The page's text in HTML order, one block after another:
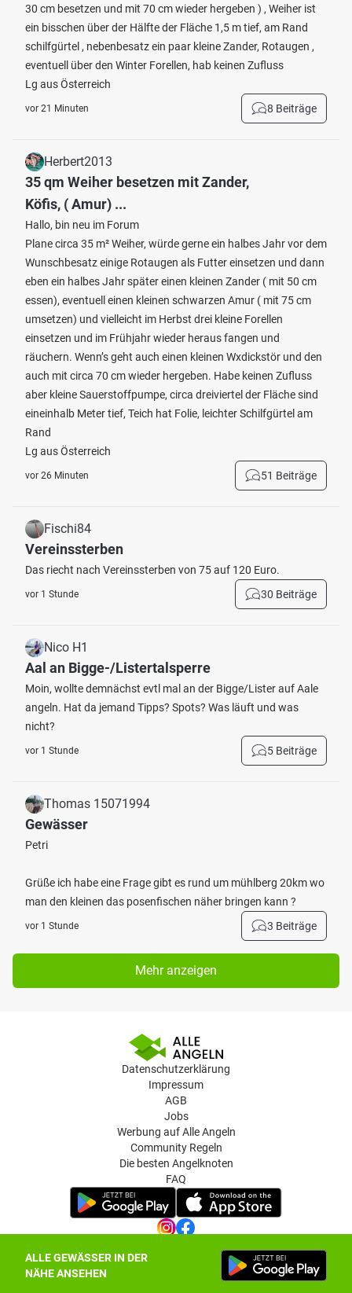
ALLE GEWÄSSER IN DER
NÄHE ANSEHEN
30 cm besetzen und mit 70 cm wieder hergeben ) , Weiher ist
ein bisschen über der Hälfte der Fläche 1,5 m tief, am Rand
schilfgürtel , nebenbesatz ein paar kleine Zander, Rotaugen ,
eventuell über den Winter Forellen, hab keinen Zufluss
Lg aus Österreich
vor 21 Minuten 8 Beiträge
Herbert2013
35 qm Weiher besetzen mit Zander,
Köfis, ( Amur) ...
Hallo, bin neu im Forum
Plane circa 35 m² Weiher, würde gerne ein halbes Jahr vor dem
Wunschbesatz einige Rotaugen als Futter einsetzen und dann
eben ein halbes Jahr später einen kleinen Zander ( mit 50 cm
essen), eventuell einen kleinen schwarzen Amur ( mit 75 cm
umsetzen) und vielleicht im Herbst drei kleine Forellen
einsetzen und im Frühjahr wieder heraus fangen und
räuchern. Wenn’s geht auch einen kleinen Wxdickstör und den
auch mit circa 70 cm wieder hergeben. Habe keinen Zufluss
aber kleine Sauerstoffpumpe, circa dreiviertel der Fläche sind
eineinhalb Meter tief, Teich hat Folie, leichter Schilfgürtel am
Rand
Lg aus Österreich
vor 26 Minuten 51 Beiträge
Fischi84
Vereinssterben
Das riecht nach Vereinssterben von 75 auf 120 Euro.
vor 1 Stunde 30 Beiträge
Nico H1
Aal an Bigge-/Listertalsperre
Moin, wollte demnächst evtl mal an der Bigge/Lister auf Aale
angeln. Hat da jemand Tipps? Spots? Was läuft und was
nicht?
vor 1 Stunde 5 Beiträge
Thomas 15071994
Gewässer
Petri
Grüße ich habe eine Frage gibt es rund um mühlberg 20km wo
man den kleinen das posenfischen näher bringen kann ?
vor 1 Stunde 3 Beiträge
Mehr anzeigen
Datenschutzerklärung
Impressum
AGB
Jobs
Werbung auf Alle Angeln
Community Regeln
Die besten Angelknoten
FAQ
Datenschutz-Einstellungen